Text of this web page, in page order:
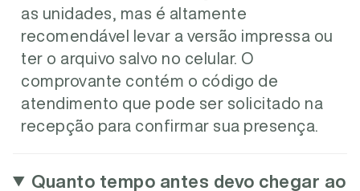
as unidades, mas é altamente
recomendável levar a versão impressa ou
ter o arquivo salvo no celular. O
comprovante contém o código de
atendimento que pode ser solicitado na
recepção para confirmar sua presença.
Quanto tempo antes devo chegar ao